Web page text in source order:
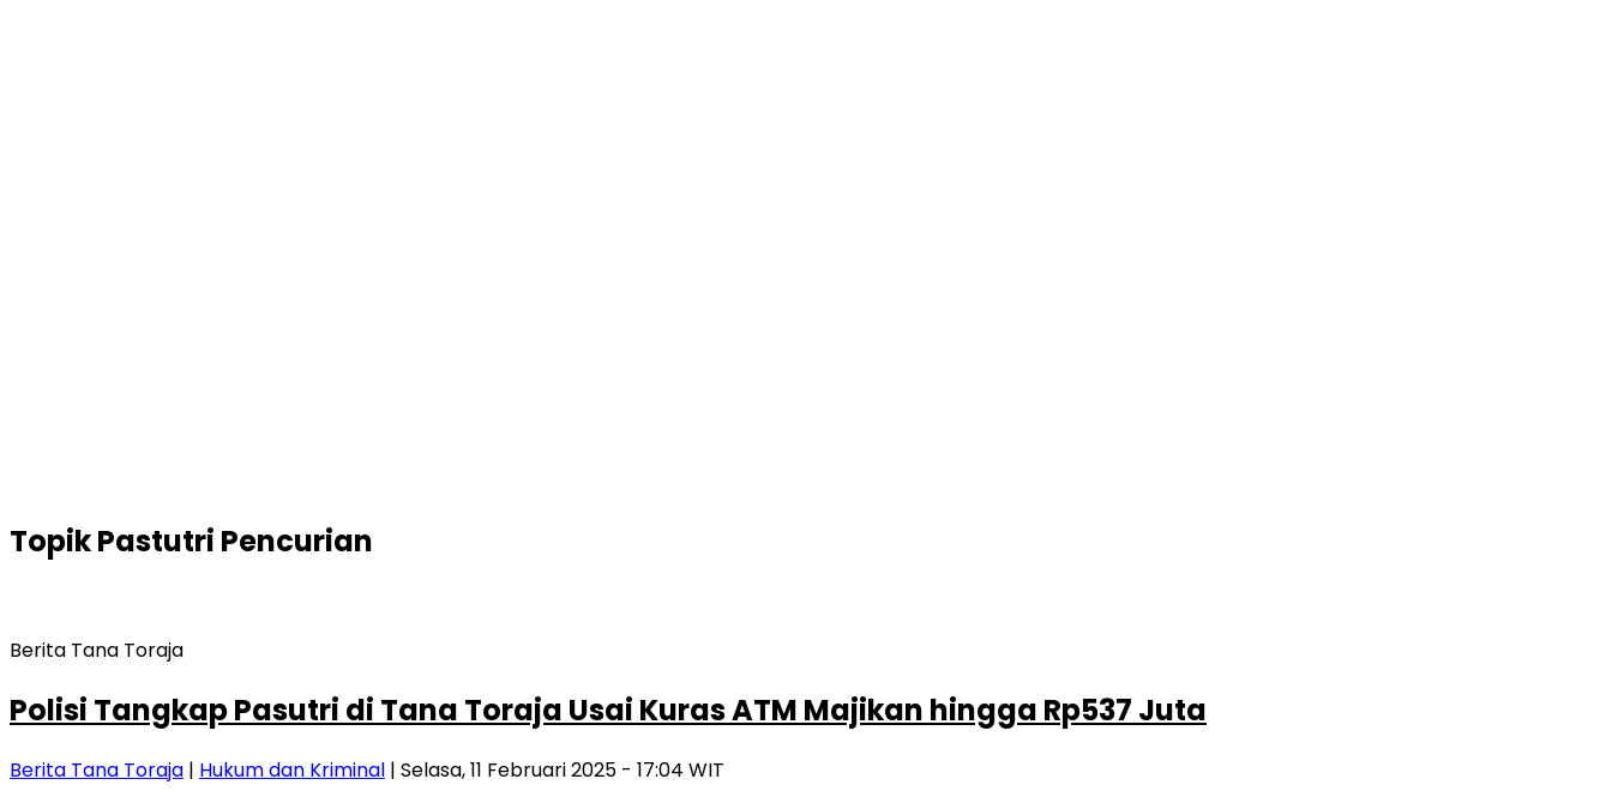
TopikPastutri Pencurian
Berita Tana Toraja
Polisi Tangkap Pasutri di Tana Toraja Usai Kuras ATM Majikan hingga Rp537 Juta
Berita Tana Toraja | Hukum dan Kriminal | Selasa, 11 Februari 2025 - 17:04 WIT